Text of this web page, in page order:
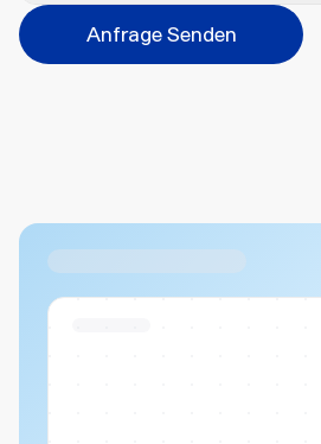
Position
Bitte wählen...
Anfrage Senden